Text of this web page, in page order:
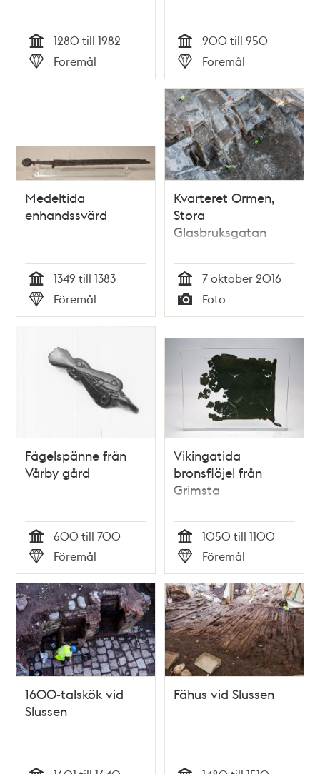
Tid
1280 till 1982
Typ
Föremål Tid
900 till 950
Typ
Föremål
Medeltida
enhandssvärd
Tid
1349 till 1383
Typ
Föremål
Kvarteret Ormen,
Stora
Glasbruksgatan
Tid
7 oktober 2016
Typ
Foto
Fågelspänne från
Vårby gård
Tid
600 till 700
Typ
Föremål
Vikingatida
bronsflöjel från
Grimsta
Tid
1050 till 1100
Typ
Föremål
1600-talskök vid
Slussen
Fähus vid Slussen